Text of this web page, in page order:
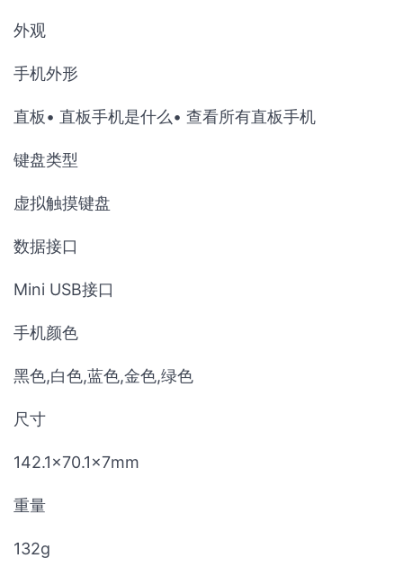
外观
手机外形
直板• 直板手机是什么• 查看所有直板手机
键盘类型
虚拟触摸键盘
数据接口
Mini USB接口
手机颜色
黑色,白色,蓝色,金色,绿色
尺寸
142.1×70.1×7mm
重量
132g